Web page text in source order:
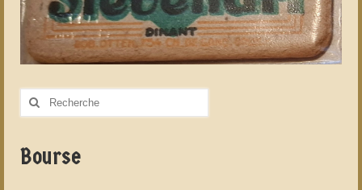
Rechercher
Bourse